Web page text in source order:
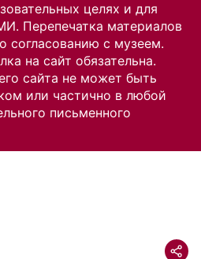
целях и для
Перепечатка материалов
согласованию с музеем.
на сайт обязательна.
сайта не может быть
или частично в любой
письменного